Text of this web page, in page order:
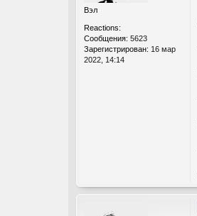
Вэл
Reactions:
Сообщения: 5623
Зарегистрирован: 16 мар
2022, 14:14